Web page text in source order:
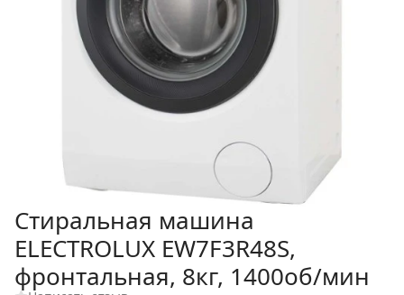
Стиральная машина
ELECTROLUX EW7F3R48S,
фронтальная, 8кг, 1400об/мин